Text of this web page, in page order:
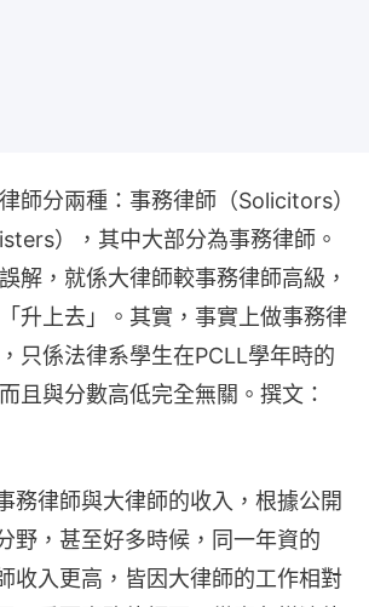
師分兩種：事務律師（Solicitors）
），其中大部分為事務律師。
解，就係大律師較事務律師高級，
升上去」。其實，事實上做事務律
只係法律系學生在PCLL學年時的
且與分數高低完全無關。撰文：
務律師與大律師的收入，根據公開
野，甚至好多時候，同一年資的
收入更高，皆因大律師的工作相對